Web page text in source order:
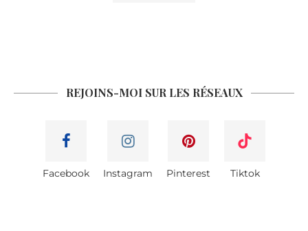
REJOINS-MOI SUR LES RÉSEAUX
Facebook Instagram Pinterest Tiktok